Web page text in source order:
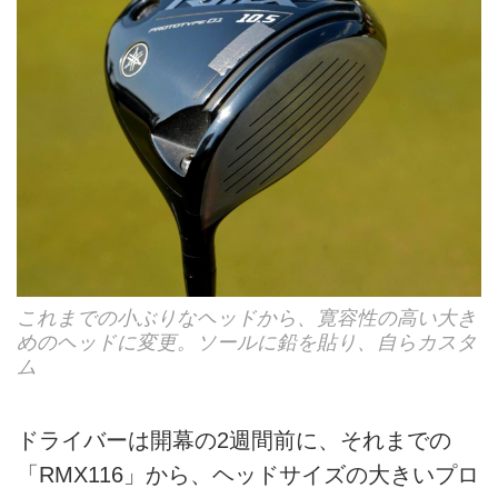
これまでの小ぶりなヘッドから、寛容性の高い大き
めのヘッドに変更。ソールに鉛を貼り、自らカスタ
ム
ドライバーは開幕の2週間前に、それまでの
「RMX116」から、ヘッドサイズの大きいプロ